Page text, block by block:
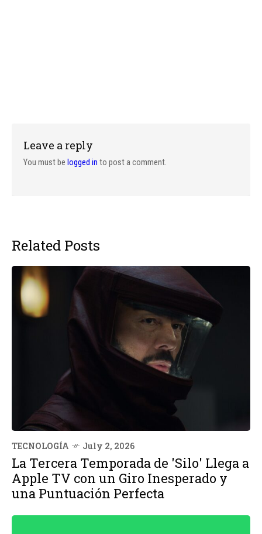
Leave a reply
You must be logged in to post a comment.
Related Posts
TECNOLOGÍA July 2, 2026
La Tercera Temporada de 'Silo' Llega a
Apple TV con un Giro Inesperado y
una Puntuación Perfecta